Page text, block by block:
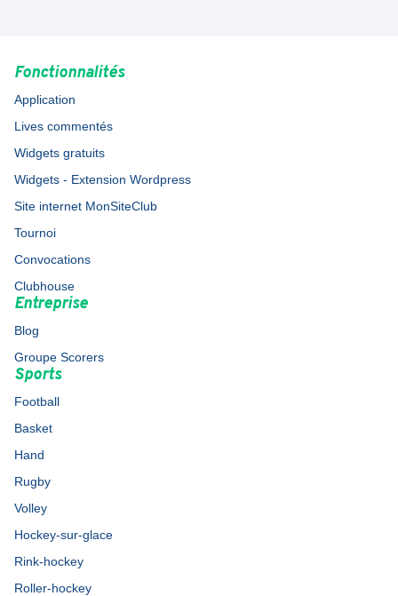
Fonctionnalités
Application
Lives commentés
Widgets gratuits
Widgets - Extension Wordpress
Site internet MonSiteClub
Tournoi
Convocations
Clubhouse
Entreprise
Blog
Groupe Scorers
Sports
Football
Basket
Hand
Rugby
Volley
Hockey-sur-glace
Rink-hockey
Roller-hockey